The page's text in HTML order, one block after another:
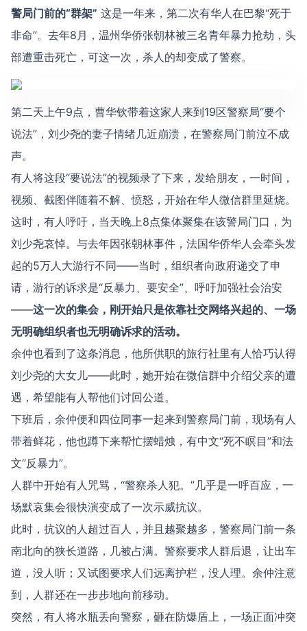
警局门前的“群架” 这是一年来，第二次有华人在巴黎“死于
非命”。去年8月，温州华侨张朝林被三名青年暴力抢劫，头
部遭重击死亡，可这一次，杀人的却变成了警察。
第二天上午9点，曹华钦带着这家人来到19区警察局“要个
说法”，刘少尧的妻子情绪几近崩溃，在警察局门前泣不成
声。
有人将这段“要说法”的视频录了下来，发给朋友，一时间，
视频、截图伴随着不解、愤怒，开始在华人微信群里延烧。
这时，有人呼吁，当天晚上8点集体聚集在该警局门口，为
刘少尧哀悼。与去年因张朝林事件，法国华侨华人会牵头发
起的5万人大游行不同——当时，组织者向政府递交了申
请，游行的诉求是“反暴力、要安全”、呼吁加强社会治安
——这一次的集会，刚开始只是依靠社交网络兴起的、一场
无明确组织者也无明确诉求的活动。
余仲也看到了这条消息，他所供职的旅行社里有人恰巧认得
刘少尧的大女儿——此时，她开始在微信群中介绍父亲的遭
遇，希望能有人帮他们讨回公道。
下班后，余仲便和四位同事一起来到警察局门前，现场有人
带着鲜花，他也蹲下来帮忙摆蜡烛，有中文“死不瞑目”和法
文“反暴力”。
人群中开始有人咒骂，“警察杀人犯。”几乎是一呼百应，一
场默哀集会很快演变成了一次示威抗议。
此时，抗议的人超过百人，并且越聚越多，警察局门前一条
南北向的狭长道路，几被占满。警察要求人群后退，让出车
道，没人听；又试图要求人们远离护栏，没人理。余仲注意
到，人群还在一步步地向前移动。
突然，有人将水瓶丢向警察，砸在防爆盾上，一场正面冲突